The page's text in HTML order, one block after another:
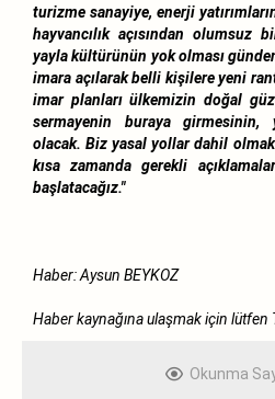
turizme sanayiye, enerji
hayvancılık açısından olumsuz
yayla kültürünün yok olması
imara açılarak belli kişilere yeni
imar planları ülkemizin doğal
sermayenin buraya girmesinin,
olacak. Biz yasal yollar dahil
kısa zamanda gerekli
başlatacağız."
Haber: Aysun BEYKOZ
Haber kaynağına ulaşmak için lütfen
Okunma